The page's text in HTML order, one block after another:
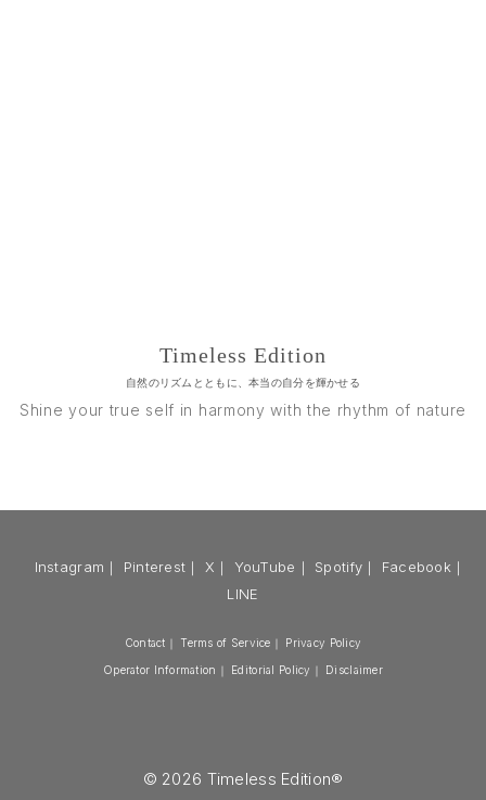
Timeless Edition
自然のリズムとともに、本当の自分を輝かせる
Shine your true self in harmony with the rhythm of nature
Instagram ｜ Pinterest ｜ X ｜ YouTube ｜ Spotify ｜ Facebook｜
LINE
Contact ｜ Terms of Service ｜ Privacy Policy
Operator Information ｜ Editorial Policy ｜ Disclaimer
© 2026 Timeless Edition®